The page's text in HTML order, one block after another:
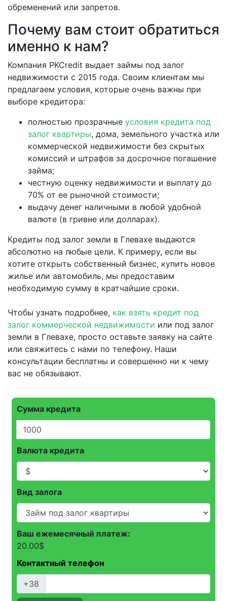
обременений или запретов.
Почему вам стоит обратиться
именно к нам?
Компания PKCredit выдает займы под залог
недвижимости с 2015 года. Своим клиентам мы
предлагаем условия, которые очень важны при
выборе кредитора:
полностью прозрачные условия кредита под
залог квартиры, дома, земельного участка или
коммерческой недвижимости без скрытых
комиссий и штрафов за досрочное погашение
займа;
честную оценку недвижимости и выплату до
70% от ее рыночной стоимости;
выдачу денег наличными в любой удобной
валюте (в гривне или долларах).
Кредиты под залог земли в Глевахе выдаются
абсолютно на любые цели. К примеру, если вы
хотите открыть собственный бизнес, купить новое
жилье или автомобиль, мы предоставим
необходимую сумму в кратчайшие сроки.
Чтобы узнать подробнее, как взять кредит под
залог коммерческой недвижимости или под залог
земли в Глевахе, просто оставьте заявку на сайте
или свяжитесь с нами по телефону. Наши
консультации бесплатны и совершенно ни к чему
вас не обязывают.
Сумма кредита
Валюта кредита
Вид залога
Ваш ежемесячный платеж:
20.00$
Контактный телефон
+38